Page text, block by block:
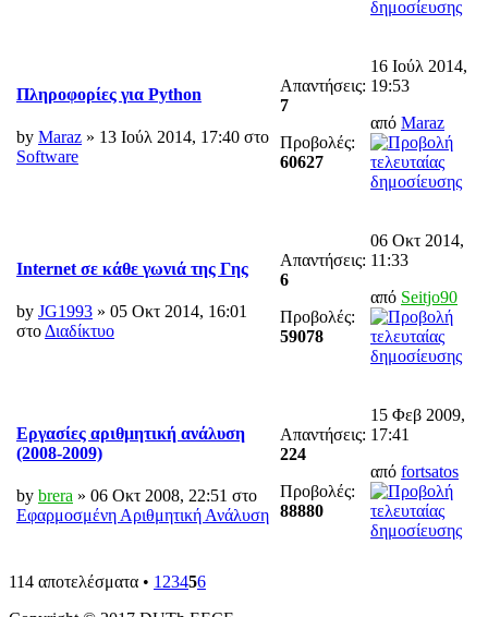
Πληροφορίες για Python
by Maraz » 13 Ιούλ 2014, 17:40 στο
Software
Απαντήσεις:
7
Προβολές:
60627
16 Ιούλ 2014,
19:53
από Maraz
Internet σε κάθε γωνιά της Γης
by JG1993 » 05 Οκτ 2014, 16:01
στοΔιαδίκτυο
Απαντήσεις:
6
Προβολές:
59078
06 Οκτ 2014,
11:33
από Seitjo90
Εργασίες αριθμητική ανάλυση
(2008-2009)
by brera » 06 Οκτ 2008, 22:51 στο
Εφαρμοσμένη Αριθμητική Ανάλυση
Απαντήσεις:
224
Προβολές:
88880
15 Φεβ 2009,
17:41
από fortsatos
114 αποτελέσματα • 1 23456